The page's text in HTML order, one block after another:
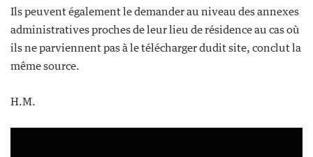
Ils peuvent également le demander au niveau des annexes
administratives proches de leur lieu de résidence au cas où
ils ne parviennent pas à le télécharger dudit site, conclut la
même source.
H.M.